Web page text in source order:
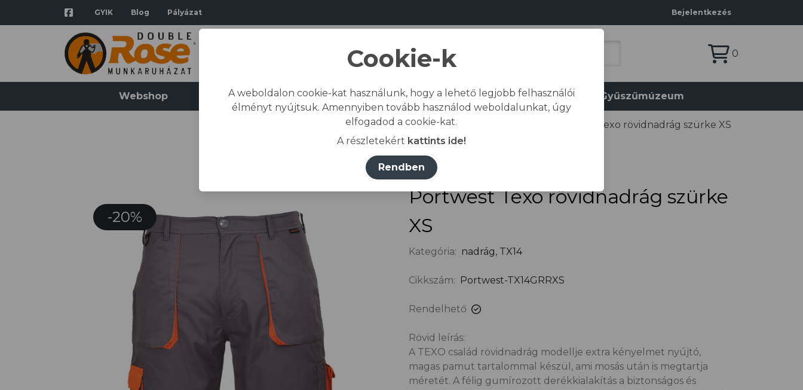
GYIK Blog Pályázat Bejelentkezés
0
Webshop Katalógus Bemutatkozás Gyártás Kapcsolat Gyűszűmúzeum
Összes termék / Munkaruházat Portwest Texo rövidnadrág szürke XS
-20%
Portwest Texo rövidnadrág szürke
XS
Kategória: nadrág, TX14
Cikkszám: Portwest-TX14GRRXS
Rendelhető
Rövid leírás:
A TEXO család rövidnadrág modellje extra kényelmet nyújtó,
magas pamut tartalommal készül, ami mosás után is megtartja
méretét. A félig gumírozott derékkialakítás a biztonságos és
Cookie-k
A weboldalon cookie-kat használunk, hogy a lehető legjobb felhasználói
élményt nyújtsuk. Amennyiben tovább használod weboldalunkat, úgy
elfogadod a cookie-kat.
A részletekért kattints ide!
Rendben